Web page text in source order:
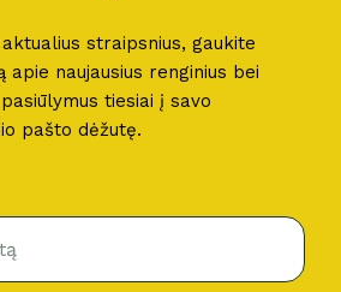
straipsnius, gaukite
apie naujausius renginius bei
tiesiai į savo
pašto dėžutę.